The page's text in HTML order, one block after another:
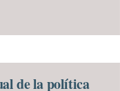
de la política